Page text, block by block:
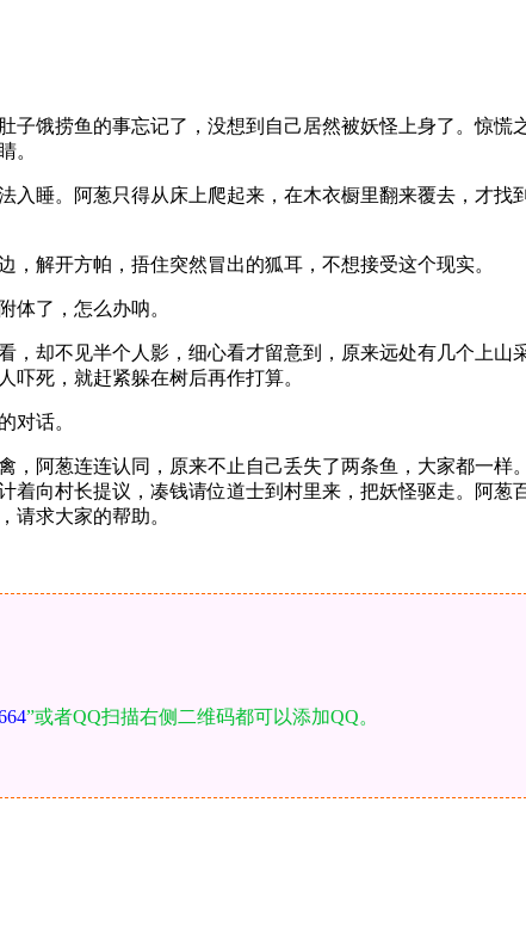
子饿捞鱼的事忘记了，没想到自己居然被妖怪上身了。惊
。
入睡。阿葱只得从床上爬起来，在木衣橱里翻来覆去，才
解开方帕，捂住突然冒出的狐耳，不想接受这个现实。
体了，怎么办呐。
，却不见半个人影，细心看才留意到，原来远处有几个上
吓死，就赶紧躲在树后再作打算。
对话。
，阿葱连连认同，原来不止自己丢失了两条鱼，大家都一
着向村长提议，凑钱请位道士到村里来，把妖怪驱走。阿
请求大家的帮助。
”或者QQ扫描右侧二维码都可以添加QQ。